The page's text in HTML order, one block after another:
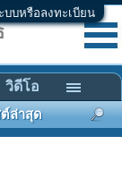
บบหรือลงทะเบียน
ล่าสุด
วิดีโอ